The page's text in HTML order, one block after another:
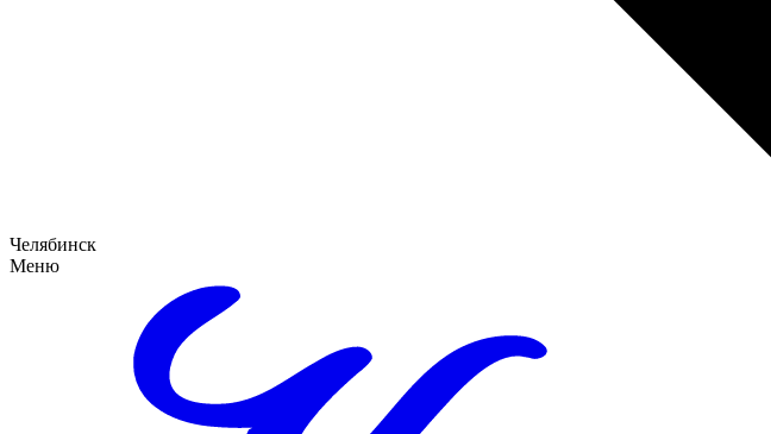
Челябинск
Меню